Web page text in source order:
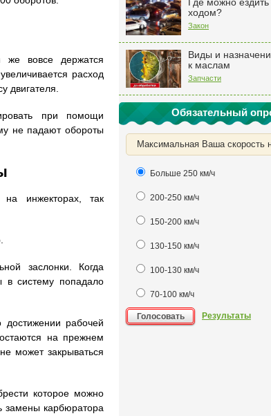
ходом?
Закон
Виды и
к маслам
Запчасти
Обязательный
Максимальная Ваша скорость
Больше 250 км/ч
200-250 км/ч
150-200 км/ч
130-150 км/ч
100-130 км/ч
70-100 км/ч
Голосовать Результаты
же вовсе держатся
расход
двигателя.
при помощи
не падают обороты
инжекторах, так
заслонки. Когда
в систему попадало
достижении рабочей
на прежнем
может закрываться
которое можно
замены карбюратора